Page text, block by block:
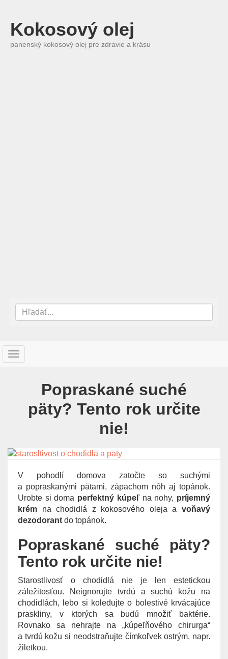
Kokosový olej
panenský kokosový olej pre zdravie a krásu
T
i
Popraskané suché
päty? Tento rok určite
nie!
V pohodlí domova zatočte so suchými
a popraskanými pätami, zápachom nôh aj topánok.
Urobte si doma perfektný kúpeľ na nohy, príjemný
krém na chodidlá z kokosového oleja a voňavý
dezodorant do topánok.
Popraskané suché päty?
Tento rok určite nie!
Starostlivosť o chodidlá nie je len estetickou
záležitosťou. Neignorujte tvrdú a suchú kožu na
chodidlách, lebo si koledujte o bolestivé krvácajúce
praskliny, v ktorých sa budú množiť baktérie.
Rovnako sa nehrajte na „kúpeľňového chirurga“
a tvrdú kožu si neodstraňujte čímkoľvek ostrým, napr.
žiletkou.